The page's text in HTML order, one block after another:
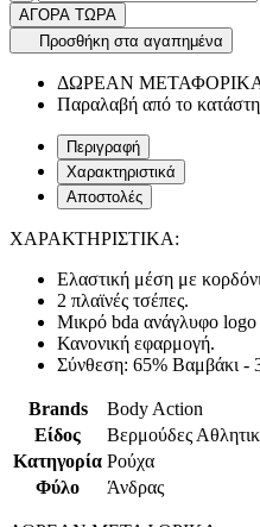
ΑΓΟΡΑ ΤΩΡΑ
Προσθήκη στα αγαπημένα
ΔΩΡΕΑΝ ΜΕΤΑΦΟΡΙΚΑ
Παραλαβή από το
Περιγραφή
Χαρακτηριστικά
Αποστολές
ΧΑΡΑΚΤΗΡΙΣΤΙΚΑ:
Ελαστική μέση με
2 πλαϊνές τσέπες.
Μικρό bda ανάγλυφο
Κανονική εφαρμογή.
Σύνθεση: 65% Βαμβάκι -
Brands
Body Action
Είδος
Βερμούδες
Κατηγορία Ρούχα
Φύλο
Άνδρας